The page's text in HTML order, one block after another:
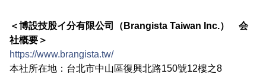
＜博設技股イ分有限公司（Brangista Taiwan Inc.） 会
社概要＞
https://www.brangista.tw/
本社所在地：台北市中山區復興北路150號12樓之8